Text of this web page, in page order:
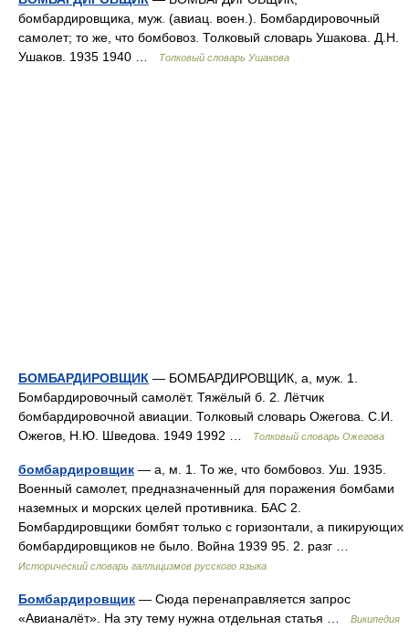
бомбардировщика, муж. (авиац. воен.). Бомбардировочный
самолет; то же, что бомбовоз. Толковый словарь Ушакова. Д.Н.
Ушаков. 1935 1940 …
Толковый словарь Ушакова
БОМБАРДИРОВЩИК — БОМБАРДИРОВЩИК, а, муж. 1.
Бомбардировочный самолёт. Тяжёлый б. 2. Лётчик
бомбардировочной авиации. Толковый словарь Ожегова. С.И.
Ожегов, Н.Ю. Шведова. 1949 1992 …
Толковый словарь Ожегова
бомбардировщик — а, м. 1. То же, что бомбовоз. Уш. 1935.
Военный самолет, предназначенный для поражения бомбами
наземных и морских целей противника. БАС 2.
Бомбардировщики бомбят только с горизонтали, а пикирующих
бомбардировщиков не было. Война 1939 95. 2. разг …
Исторический словарь галлицизмов русского языка
Бомбардировщик — Сюда перенаправляется запрос
«Авианалёт». На эту тему нужна отдельная статья …
Википедия